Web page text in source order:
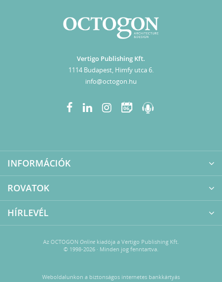
Vertigo Publishing Kft.
1114 Budapest, Himfy utca 6.
info@octogon.hu
06
INFORMÁCIÓK
ROVATOK
HÍRLEVÉL
Az OCTOGON Online kiadója a Vertigo Publishing Kft.
© 1998-2026 · Minden jog fenntartva.
Weboldalunkon a biztonságos internetes bankkártyás